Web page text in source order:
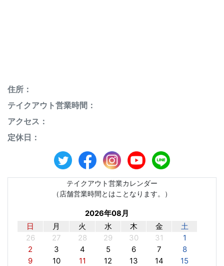
住所：
テイクアウト営業時間：
アクセス：
定休⽇：
テイクアウト営業カレンダー
（店舗営業時間とはことなります。）
2026年08月
日 月 火 水 木 金
土
26
27 28 29 30 31
1
2
3 4 5 6 7
8
9
10 11 12 13 14
15